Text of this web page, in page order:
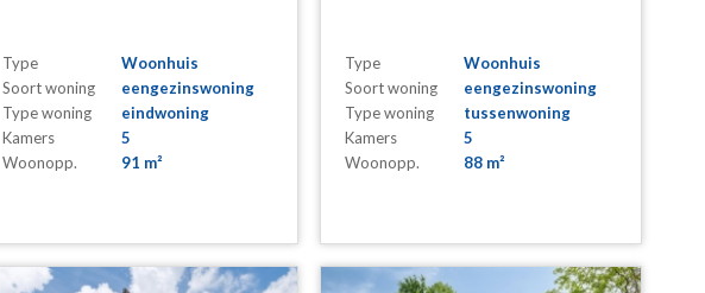
Type
Woonhuis
Soort woning
eengezinswoning
Type woning
eindwoning
Kamers
5
Woonopp.
91 m²
Type
Woonhuis
Soort woning
eengezinswoning
Type woning
tussenwoning
Kamers
5
Woonopp.
88 m²